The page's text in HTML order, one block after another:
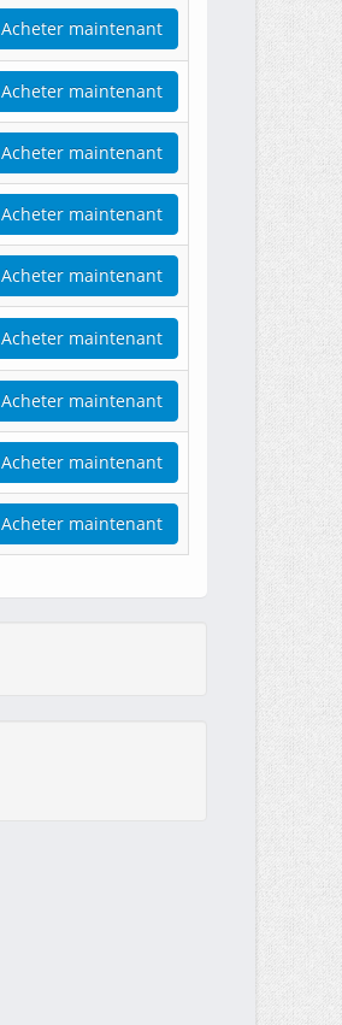
Acheter maintenant
Acheter maintenant
Acheter maintenant
Acheter maintenant
Acheter maintenant
Acheter maintenant
Acheter maintenant
Acheter maintenant
Acheter maintenant